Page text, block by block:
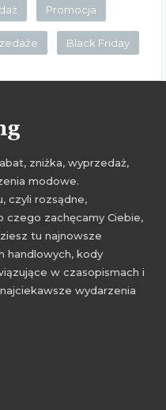
Promocja
Black Friday
zniżka, wyprzedaż,
modowe.
czyli rozsądne,
czego zachęcamy Ciebie,
tu najnowsze
handlowych, kody
w czasopismach i
wydarzenia